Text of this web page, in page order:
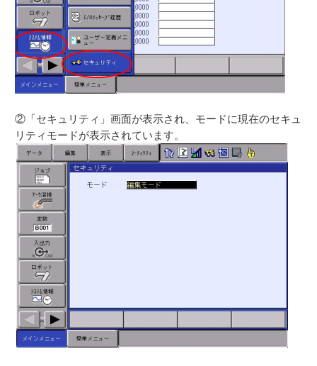
②「セキュリティ」画面が表示され、モードに現在のセキュ
リティモードが表示されています。